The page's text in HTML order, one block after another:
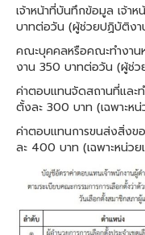
เจ้าหน้าที่บันทึกข้อมูล เจ้า
บาทต่อวัน (ผู้ช่วยปฏิบัติงา
คณะบุคคลหรือคณะทำงาน
งาน 350 บาทต่อวัน (ผู้ช่ว
ค่าตอบแทนจัดสถานที่และ
ตั้งละ 300 บาท (เฉพาะห
ค่าตอบแทนการขนส่งสิ่ง
ละ 400 บาท (เฉพาะหน่ว